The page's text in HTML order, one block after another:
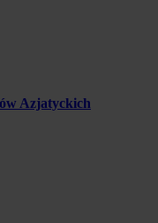
Azjatyckich